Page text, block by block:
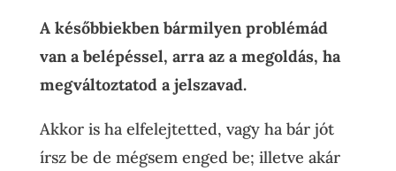
A későbbiekben bármilyen problémád
van a belépéssel, arra az a megoldás, ha
megváltoztatod a jelszavad.
Akkor is ha elfelejtetted, vagy ha bár jót
írsz be de mégsem enged be; illetve akár